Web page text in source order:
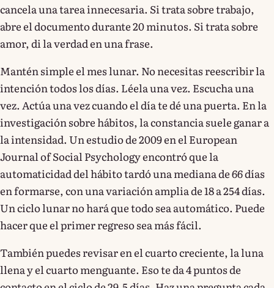
cancela una tarea innecesaria. Si trata sobre trabajo,
abre el documento durante 20 minutos. Si trata sobre
amor, di la verdad en una frase.
Mantén simple el mes lunar. No necesitas reescribir la
intención todos los días. Léela una vez. Escucha una
vez. Actúa una vez cuando el día te dé una puerta. En la
investigación sobre hábitos, la constancia suele ganar a
la intensidad. Un estudio de 2009 en el European
Journal of Social Psychology encontró que la
automaticidad del hábito tardó una mediana de 66 días
en formarse, con una variación amplia de 18 a 254 días.
Un ciclo lunar no hará que todo sea automático. Puede
hacer que el primer regreso sea más fácil.
También puedes revisar en el cuarto creciente, la luna
llena y el cuarto menguante. Eso te da 4 puntos de